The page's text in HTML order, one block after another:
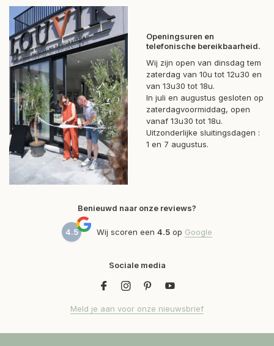
Openingsuren en
telefonische bereikbaarheid.
Wij zijn open van dinsdag tem
zaterdag van 10u tot 12u30 en
van 13u30 tot 18u.
In juli en augustus gesloten op
zaterdagvoormiddag, open
vanaf 13u30 tot 18u.
Uitzonderlijke sluitingsdagen :
1 en 7 augustus.
Benieuwd naar onze reviews?
4.5 Wij scoren een 4.5 op Google
Sociale media
Meld je aan voor onze nieuwsbrief